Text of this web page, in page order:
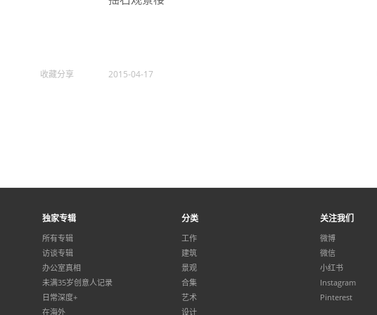
收藏分享 2015-04-17
独家专辑
所有专辑
访谈专辑
办公室真相
未满35岁创意人记录
日常深度+
在海外
分类
工作
建筑
景观
合集
艺术
设计
关注我们
微博
微信
小红书
Instagram
Pinterest